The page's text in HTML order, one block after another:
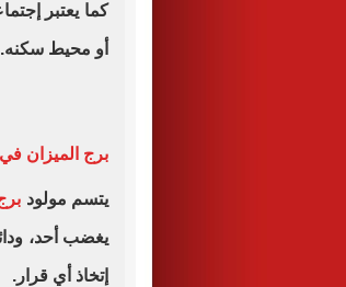
كما يعتبر
أو محيط سكنه.
برج الميزان في حظك
يتسم مولود
يغضب أحد،
إتخاذ أي قرار.